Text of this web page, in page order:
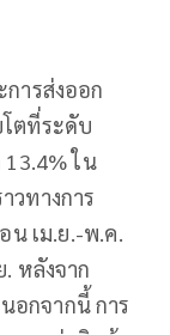
ารส่งออก
ตที่ระดับ
ใน
วทางการ
น เม.ย.-พ.ค.
หลังจาก
อกจากนี้ การ